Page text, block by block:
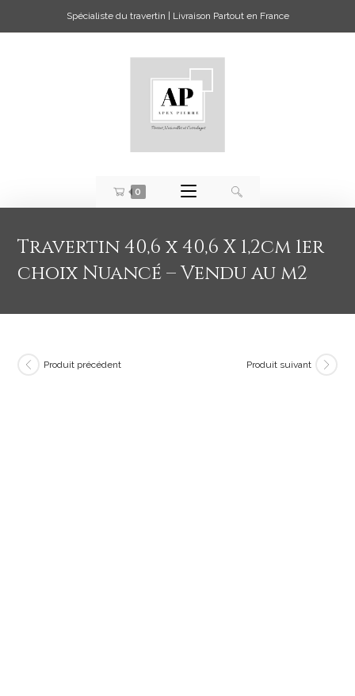
Spécialiste du travertin | Livraison Partout en France
0
Travertin 40,6 x 40,6 X 1,2cm 1er
choix Nuancé – Vendu au m2
Produit précédent Produit suivant